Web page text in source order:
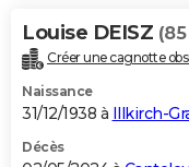
Carte de Noël
Carte Bonne année
Carte Saint-Valentin
Carte Pâques
Carte d'anniversaire
DICTIONNAIRE
Dictionnaire
Biographies
Citations
Expressions
Proverbes
PROGRAMME TV
Louise DEISZ
Créer une cagnotte
Naissance
31/12/1938 à Illkirch-
Décès